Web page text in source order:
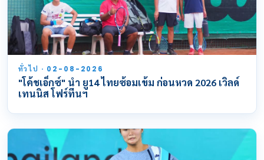
ทั่วไป · 02-08-2026
"โค้ชเอ็กซ์" นำ ยู14 ไทยซ้อมเข้ม ก่อนหวด 2026 เวิลด์
เทนนิส โฟร์ทีนฯ